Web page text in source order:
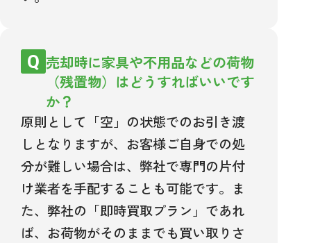
売却時に家具や不用品などの荷物
（残置物）はどうすればいいです
か？
原則として「空」の状態でのお引き渡
しとなりますが、お客様ご自身での処
分が難しい場合は、弊社で専門の片付
け業者を手配することも可能です。ま
た、弊社の「即時買取プラン」であれ
ば、お荷物がそのままでも買い取りさ